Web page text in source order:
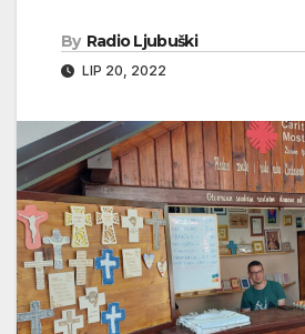
By Radio Ljubuški
LIP 20, 2022